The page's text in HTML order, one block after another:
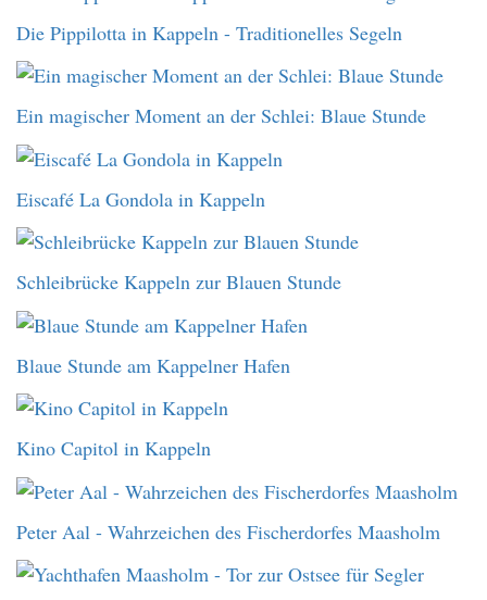
Die Pippilotta in Kappeln - Traditionelles Segeln
Ein magischer Moment an der Schlei: Blaue Stunde
Eiscafé La Gondola in Kappeln
Schleibrücke Kappeln zur Blauen Stunde
Blaue Stunde am Kappelner Hafen
Kino Capitol in Kappeln
Peter Aal - Wahrzeichen des Fischerdorfes Maasholm